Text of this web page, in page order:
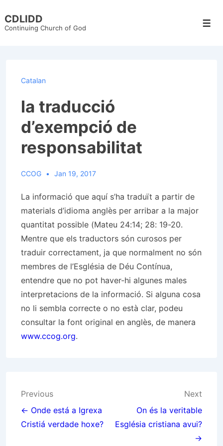
Skip
CDLIDD
Continuing Church of God
Catalan
la traducció
d’exempció de
responsabilitat
CCOG Jan 19, 2017
La informació que aquí s’ha traduït a partir de
materials d’idioma anglès per arribar a la major
quantitat possible (Mateu 24:14; 28: 19-20.
Mentre que els traductors són curosos per
traduir correctament, ja que normalment no són
membres de l’Església de Déu Contínua,
entendre que no pot haver-hi algunes males
interpretacions de la informació. Si alguna cosa
no li sembla correcte o no està clar, podeu
consultar la font original en anglès, de manera
www.ccog.org.
Post
navigation
Previous
← Onde está a Igrexa
Cristiá verdade hoxe?
Next
On és la veritable
Església cristiana avui?
→